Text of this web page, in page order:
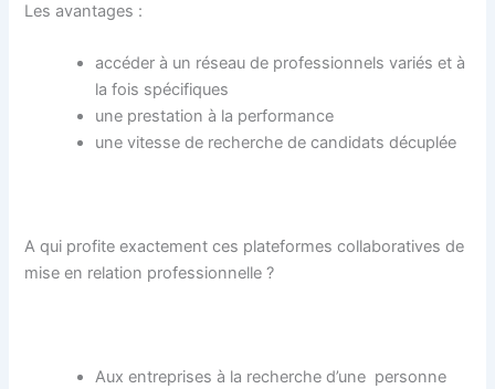
Les avantages :
accéder à un réseau de professionnels variés et à
la fois spécifiques
une prestation à la performance
une vitesse de recherche de candidats décuplée
A qui profite exactement ces plateformes collaboratives de
mise en relation professionnelle ?
Aux entreprises à la recherche d’une personne